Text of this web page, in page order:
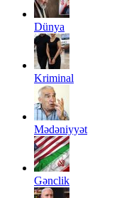
Dünya
Kriminal
Mədəniyyət
Gənclik